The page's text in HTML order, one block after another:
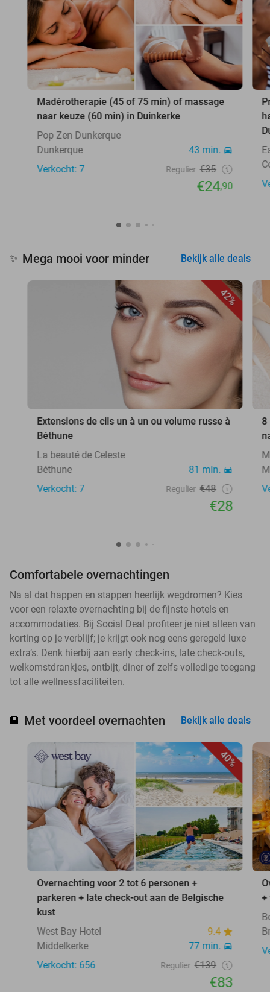
Madérotherapie (45 of 75 min) of massage
naar keuze (60 min) in Duinkerke
Pop Zen Dunkerque
Dunkerque
43 min.
Verkocht: 7
Regulier €35
€24,90
✨ Mega mooi voor minder Bekijk alle deals
42%
Extensions de cils un à un ou volume russe à
Béthune
La beauté de Celeste
Béthune
81 min.
Verkocht: 7
Regulier €48
€28
8
Comfortabele overnachtingen
Na al dat happen en stappen heerlijk wegdromen? Kies
voor een relaxte overnachting bij de fijnste hotels en
accommodaties. Bij Social Deal profiteer je niet alleen van
korting op je verblijf; je krijgt ook nog eens geregeld luxe
extra’s. Denk hierbij aan early check-ins, late check-outs,
welkomstdrankjes, ontbijt, diner of zelfs volledige toegang
tot alle wellnessfaciliteiten.
🏨 Met voordeel overnachten Bekijk alle deals
40%
Overnachting voor 2 tot 6 personen +
parkeren + late check-out aan de Belgische
kust
West Bay Hotel
9.4
Middelkerke
77 min.
Verkocht: 656
Regulier €139
€83
+